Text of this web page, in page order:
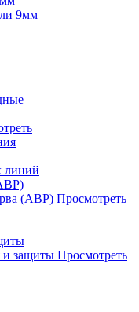
9мм
линий
(АВР) Просмотреть
и защиты Просмотреть